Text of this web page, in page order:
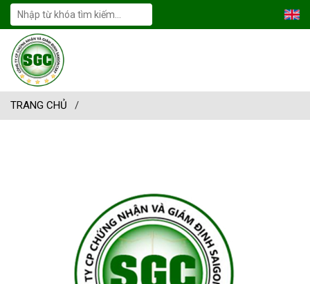
TRANG CHỦ /